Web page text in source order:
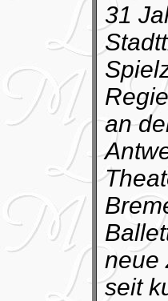
31
an
neue
seit